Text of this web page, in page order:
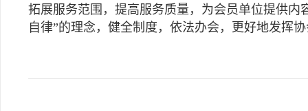
拓展服务范围，提高服务质量，为会员单位提供
自律”的理念，健全制度，依法办会，更好地发挥